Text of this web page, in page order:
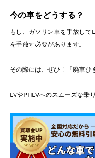
今の車をどうする？
もし、ガソリン車を手放して
を手放す必要があります。
その際には、ぜひ！「廃車ひ
EVやPHEVへのスムーズな乗